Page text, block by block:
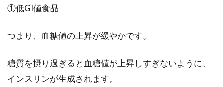
が、身体にいいことは誰しもがご存知ですよ
ね。...
①低GI値食品
つまり、血糖値の上昇が緩やかです。
糖質を摂り過ぎると血糖値が上昇しすぎないように、
インスリンが生成されます。